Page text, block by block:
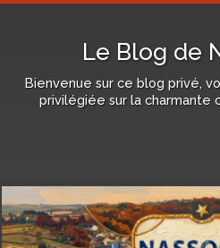
Le Blog de
Bienvenue sur ce blog privé,
privilégiée sur la charmante